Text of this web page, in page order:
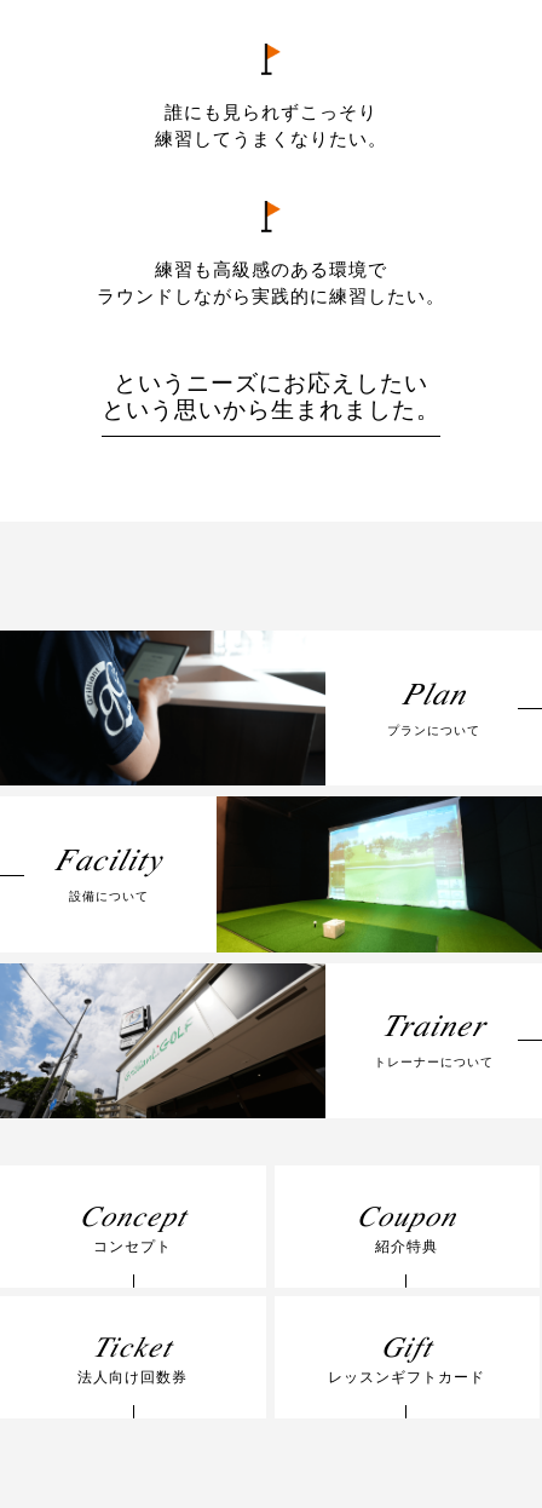
誰にも見られずこっそり
練習してうまくなりたい。
練習も高級感のある環境で
ラウンドしながら実践的に練習したい。
というニーズにお応えしたい
という思いから生まれました。
Plan
プランについて
Facility
設備について
Trainer
トレーナーについて
Concept
コンセプト
Coupon
紹介特典
Ticket
法人向け回数券
Gift
レッスンギフトカード